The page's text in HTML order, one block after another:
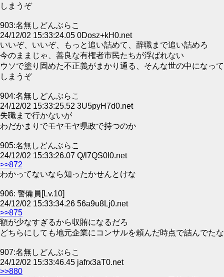
しまうぞ
903:名無しどんぶらこ
24/12/02 15:33:24.05 0Dosz+kH0.net
いいぞ、いいぞ、もっと追い詰めて、辞職まで追い詰めろ
今のままじゃ、善良な有権者市民たちが浮ばれない
ウソで塗り固めた不正義がまかり通る、そんな世の中になって
しまうぞ
904:名無しどんぶらこ
24/12/02 15:33:25.52 3U5pyH7d0.net
失職まで行かないが
わだかまりでモヤモヤ県政で持つのか
905:名無しどんぶらこ
24/12/02 15:33:26.07 Q/l7QS0I0.net
>>872
わかってないなら知ったかせんとけな
906: 警備員[Lv.10]
24/12/02 15:33:34.26 56a9u8Lj0.net
>>875
額が少なすぎるから収賄になるだろ
どちらにしても地元企業にコンサルを頼んだ時点で詰んでたな
907:名無しどんぶらこ
24/12/02 15:33:46.45 jafrx3aT0.net
>>880